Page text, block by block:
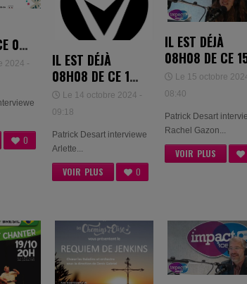
02
-
2024 -
0
IL EST DÉJÀ
08H08 DE CE 14
OCTOBRE 2024 -
ARLETTE
ISABELLE COLLIN
Le 14 octobre 2024 -
09:18
Patrick Desart interviewe
Arlette...
VOIR PLUS 0
IL EST DÉJÀ
08H08 DE CE
OCTOBRE
RACHEL GAZON
Le 15 octobre
08:40
Patrick Desart
Rachel Gazon...
VOIR PLUS